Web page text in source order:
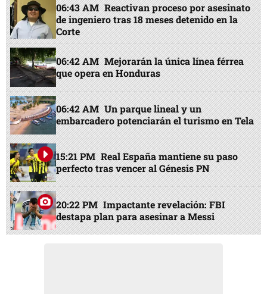
06:43 AM Reactivan proceso por asesinato
de ingeniero tras 18 meses detenido en la
Corte
06:42 AM Mejorarán la única línea férrea
que opera en Honduras
06:42 AM Un parque lineal y un
embarcadero potenciarán el turismo en Tela
15:21 PM Real España mantiene su paso
perfecto tras vencer al Génesis PN
20:22 PM Impactante revelación: FBI
destapa plan para asesinar a Messi